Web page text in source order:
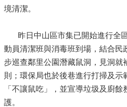
境清潔。
昨日中山區市集已開始進行全
動員清潔班與消毒班到場，結合民
步巡查鄰里公園潛藏鼠洞，見洞就
則；環保局也於後巷進行打掃及示
「不讓鼠吃」，並宣導垃圾及廚
護。